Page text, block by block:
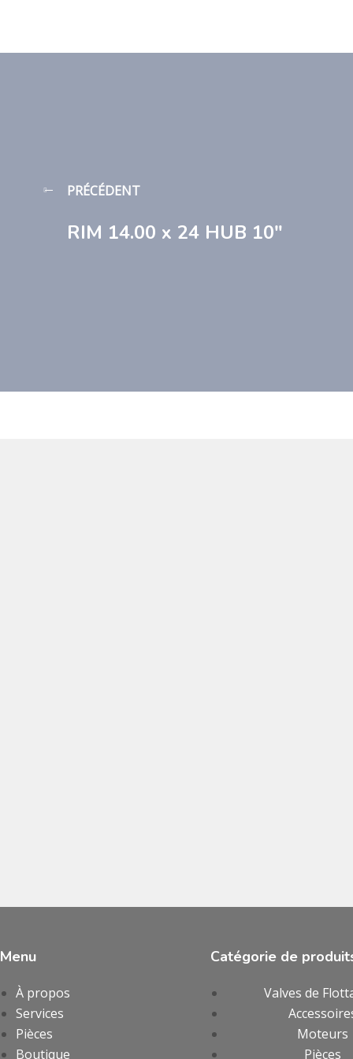
PRÉCÉDENT
RIM 14.00 x 24 HUB 10″
Menu
À propos
Services
Pièces
Boutique
Catégorie de
Valves de
Moteurs
Pièces